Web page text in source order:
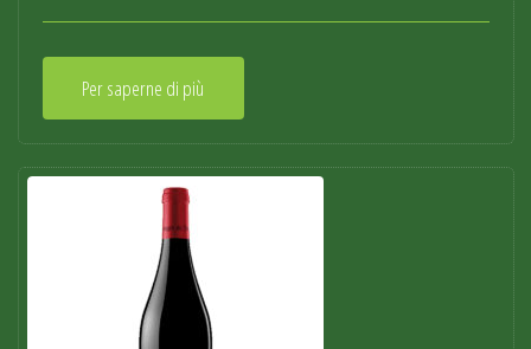
Per saperne di più